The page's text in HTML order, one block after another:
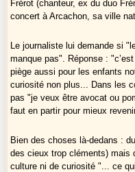
Frérot (chanteur, ex du duo
concert à Arcachon, sa ville
Le journaliste lui demande si
manque pas". Réponse :
piège aussi pour les enfants
curiosité non plus... Dans les
pas "je veux être avocat ou
faut en partir pour mieux
Bien des choses là-dedans :
des cieux trop cléments) mais
culture ni de curiosité "... ce